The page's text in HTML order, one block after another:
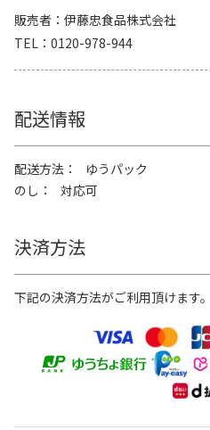
販売者
伊藤忠食品株式会社
TEL
0120-978-944
配送情報
配送方法
ゆうパック
のし
対応可
決済方法
下記の決済方法がご利用頂けます。